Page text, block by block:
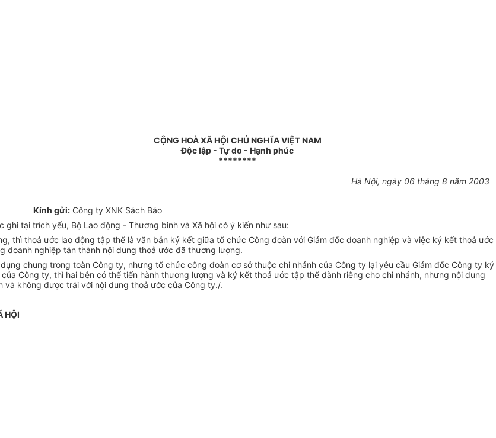
CỘNG HOÀ XÃ HỘI CHỦ NGHĨA VIỆT NAM
Độc lập - Tự do - Hạnh phúc
********
Hà Nội, ngày 06 tháng 8 năm 2003
Kính gửi:Công ty XNK Sách Báo
tại trích yếu, Bộ Lao động - Thương binh và Xã hội có ý kiến như sau:
thì thoả ước lao động tập thể là văn bản ký kết giữa tổ chức Công đoàn với Giám đốc doanh nghiệp và việc ký kết thoả ước
doanh nghiệp tán thành nội dung thoả ước đã thương lượng.
chung trong toàn Công ty, nhưng tổ chức công đoàn cơ sở thuộc chi nhánh của Công ty lại yêu cầu Giám đốc Công ty ký
Công ty, thì hai bên có thể tiến hành thương lượng và ký kết thoả ước tập thể dành riêng cho chi nhánh, nhưng nội dung
không được trái với nội dung thoả ước của Công ty./.
HỘI